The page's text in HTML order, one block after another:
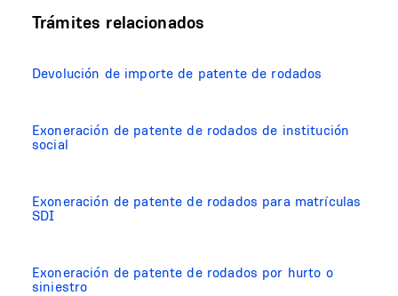
Trámites relacionados
Devolución de importe de patente de rodados
Exoneración de patente de rodados de institución
social
Exoneración de patente de rodados para matrículas
SDI
Exoneración de patente de rodados por hurto o
siniestro